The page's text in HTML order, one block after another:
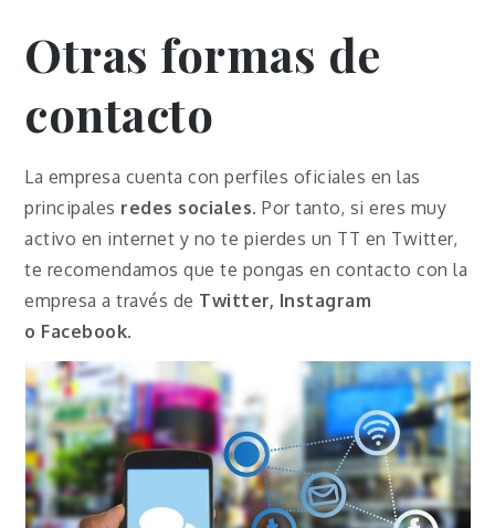
Otras formas de
contacto
La empresa cuenta con perfiles oficiales en las
principales redes sociales. Por tanto, si eres muy
activo en internet y no te pierdes un TT en Twitter,
te recomendamos que te pongas en contacto con la
empresa a través de Twitter, Instagram
o Facebook.